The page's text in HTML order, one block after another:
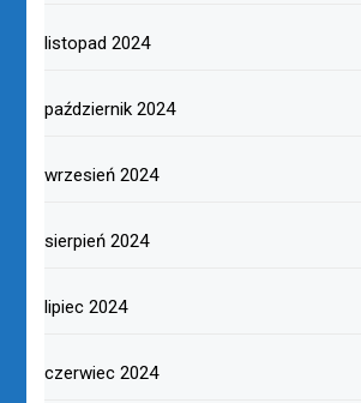
listopad 2024
październik 2024
wrzesień 2024
sierpień 2024
lipiec 2024
czerwiec 2024